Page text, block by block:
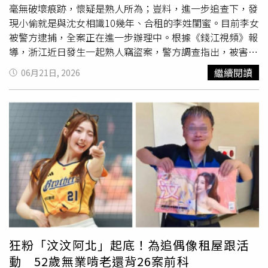
量雜物，家人雖多次勸導仍未見明顯改善。後續家人另於新
北市購屋，全家搬遷至土城區居住。另據《鏡報》報導，許
男大學同窗表示，許男學生時期性格孤僻，鮮少與同學互
動，也不參與聚餐或聯誼活動，且在上課時總會不自覺地瘋
狂啃咬自己的大拇指咬到流血，令同學感到懼怕。畢業後，
許男幾乎未再與同學往來，直到這起持刀傷人事件曝光，部
分同窗才透過年齡與影像比對，認出涉案者可能是昔日校
毫無破壞痕跡，懷疑是熟人所為；豈料，進一步追查下，發
現小偷就是與沈女相識10幾年、合租的李姓閨蜜。目前李女
被警方逮捕，全案正在進一步辦理中。根據《錢江視頻》報
導，浙江近日發生一起熟人竊盜案，警方調查指出，被害者
沈女與李女為國中同學，兩人認識超過10年，出社會後合租
一間公寓。沈女出於對閨密的完全信任，平時房門從不上
鎖；但李女不堪網路貸款，竟趁沈女出國旅遊期間，私自進
入其房間，用預先在網路購買的低價假戒指，調包沈女戴了
多年的金戒指，並將真品變賣得手近人民幣3000元（約新
台幣14045元）以償還債務。警方表示，抵達現場勘查時發
現沈女租屋處門窗完好，馬上推斷是熟人所為。而沈女提起
經濟拮据的李女近期突然購買平板電腦，且不斷打探警方辦
案進度，行徑相當反常。辦案員警隨即對李女進行詢問，並
在其手機的網購「已刪除訂單」中，查獲購買假戒指與戒圈
調節器的鐵證，當場戳破李女的謊言。更令被害人震驚的
是，沈女又想起今年4月還曾遺失一只價值高達人民幣3萬多
元（約新台幣14萬元）的金手鐲。警方立刻清查李女的銀行
帳戶，果然發現4月份有一筆超過3萬元（約新台幣14萬
06月21日, 2026 繼續閱讀
狂粉「汶汶阿北」起底！為追偶像租屋跟活
動 52歲無業啃老還背26案前科